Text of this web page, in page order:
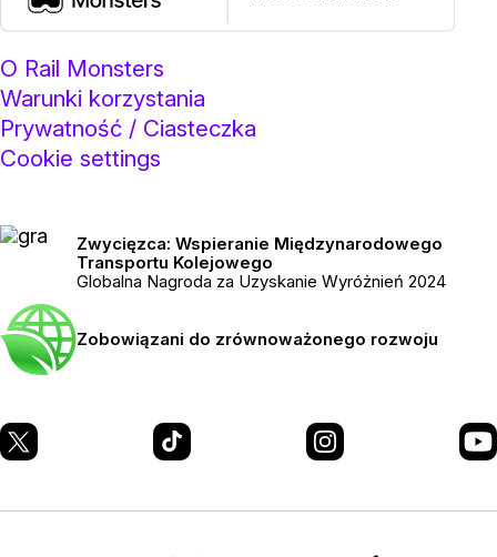
O Rail Monsters
Warunki korzystania
Prywatność / Ciasteczka
Cookie settings
Zwycięzca: Wspieranie Międzynarodowego
Transportu Kolejowego
Globalna Nagroda za Uzyskanie Wyróżnień 2024
Zobowiązani do zrównoważonego rozwoju